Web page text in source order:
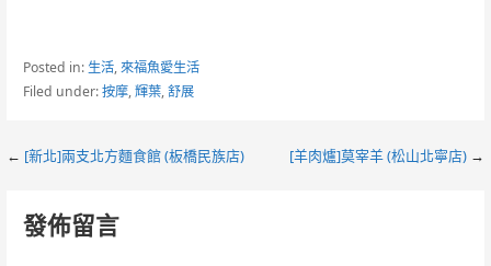
Posted in: 生活,來福魚愛生活
Filed under:按摩,輝葉,舒展
Post
navigation
← [新北]兩支北方麵食館 (板橋民族店) [羊肉爐]莫宰羊 (松山北寧店)→
發佈留言